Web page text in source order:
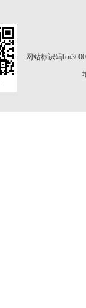
网站标识码